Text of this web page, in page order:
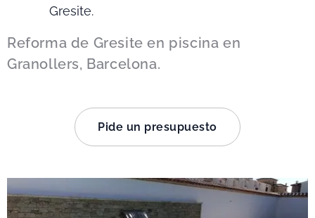
Gresite.
Reforma de Gresite en piscina en
Granollers, Barcelona.
Pide un presupuesto